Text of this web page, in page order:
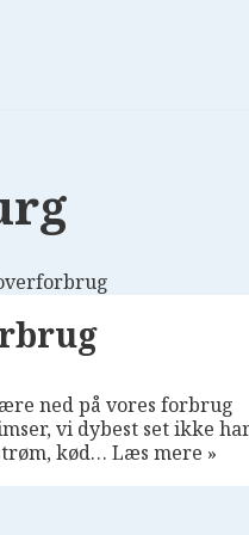
ned på vores forbrug
vi dybest set ikke
kød… Læs mere »